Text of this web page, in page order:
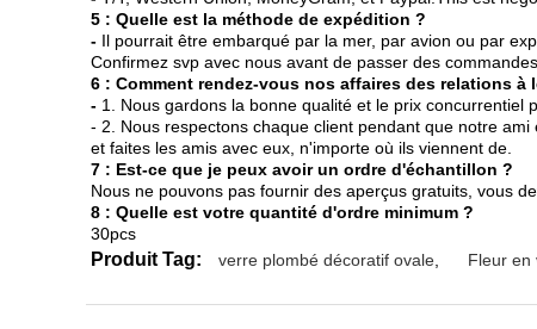
5 : Quelle est la méthode de expédition ?
- Il pourrait être embarqué par la mer, par avion ou par
Confirmez svp avec nous avant de passer des commandes.
6 : Comment rendez-vous nos affaires des relations à
- 1. Nous gardons la bonne qualité et le prix concurrentiel
- 2. Nous respectons chaque client pendant que notre
et faites les amis avec eux, n'importe où ils viennent de.
7 : Est-ce que je peux avoir un ordre d'échantillon ?
Nous ne pouvons pas fournir des aperçus gratuits, vous
8 : Quelle est votre quantité d'ordre minimum ?
30pcs
Produit Tag: verre plombé décoratif ovale Fleur en